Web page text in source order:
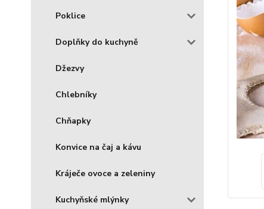
Poklice
Doplňky do kuchyně
Džezvy
Chlebníky
Chňapky
Konvice na čaj a kávu
Kráječe ovoce a zeleniny
Kuchyňské mlýnky